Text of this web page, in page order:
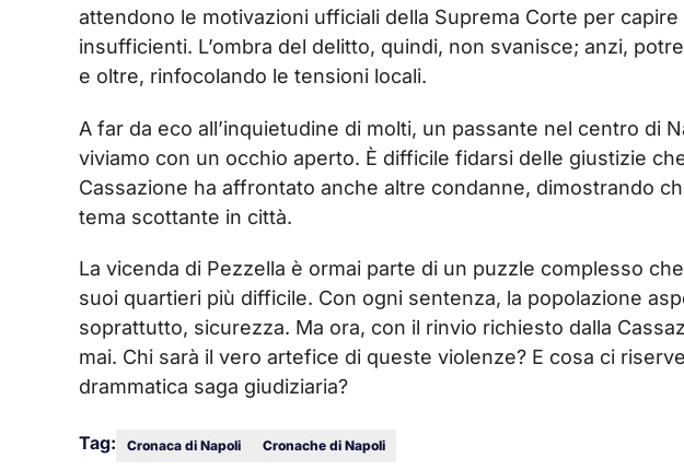
attendono le motivazioni ufficiali della Suprema Corte per
insufficienti. L’ombra del delitto, quindi, non svanisce; anzi,
e oltre, rinfocolando le tensioni locali.
A far da eco all’inquietudine di molti, un passante nel centro di
viviamo con un occhio aperto. È difficile fidarsi delle giustizie
Cassazione ha affrontato anche altre condanne, dimostrando
tema scottante in città.
La vicenda di Pezzella è ormai parte di un puzzle complesso
suoi quartieri più difficile. Con ogni sentenza, la popolazione
soprattutto, sicurezza. Ma ora, con il rinvio richiesto dalla
mai. Chi sarà il vero artefice di queste violenze? E cosa ci
drammatica saga giudiziaria?
Tag: Cronaca di Napoli Cronache di Napoli